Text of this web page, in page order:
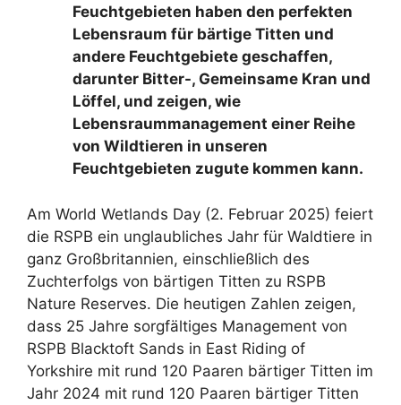
Feuchtgebieten haben den perfekten
Lebensraum für bärtige Titten und
andere Feuchtgebiete geschaffen,
darunter Bitter-, Gemeinsame Kran und
Löffel, und zeigen, wie
Lebensraummanagement einer Reihe
von Wildtieren in unseren
Feuchtgebieten zugute kommen kann.
Am World Wetlands Day (2. Februar 2025) feiert
die RSPB ein unglaubliches Jahr für Waldtiere in
ganz Großbritannien, einschließlich des
Zuchterfolgs von bärtigen Titten zu RSPB
Nature Reserves. Die heutigen Zahlen zeigen,
dass 25 Jahre sorgfältiges Management von
RSPB Blacktoft Sands in East Riding of
Yorkshire mit rund 120 Paaren bärtiger Titten im
Jahr 2024 mit rund 120 Paaren bärtiger Titten